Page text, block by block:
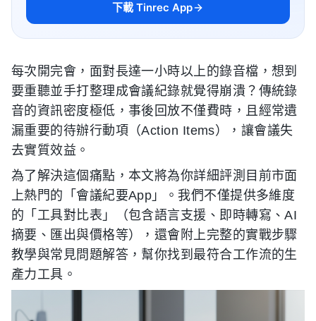
下載 Tinrec App
每次開完會，面對長達一小時以上的錄音檔，想到
要重聽並手打整理成會議紀錄就覺得崩潰？傳統錄
音的資訊密度極低，事後回放不僅費時，且經常遺
漏重要的待辦行動項（Action Items），讓會議失
去實質效益。
為了解決這個痛點，本文將為你詳細評測目前市面
上熱門的「會議紀要App」。我們不僅提供多維度
的「工具對比表」（包含語言支援、即時轉寫、AI
摘要、匯出與價格等），還會附上完整的實戰步驟
教學與常見問題解答，幫你找到最符合工作流的生
產力工具。